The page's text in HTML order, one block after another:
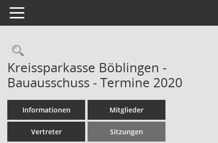
Toggle navigation
Rechercheauswahl
Kreissparkasse Böblingen -
Bauausschuss - Termine 2020
Informationen Mitglieder
Vertreter Sitzungen